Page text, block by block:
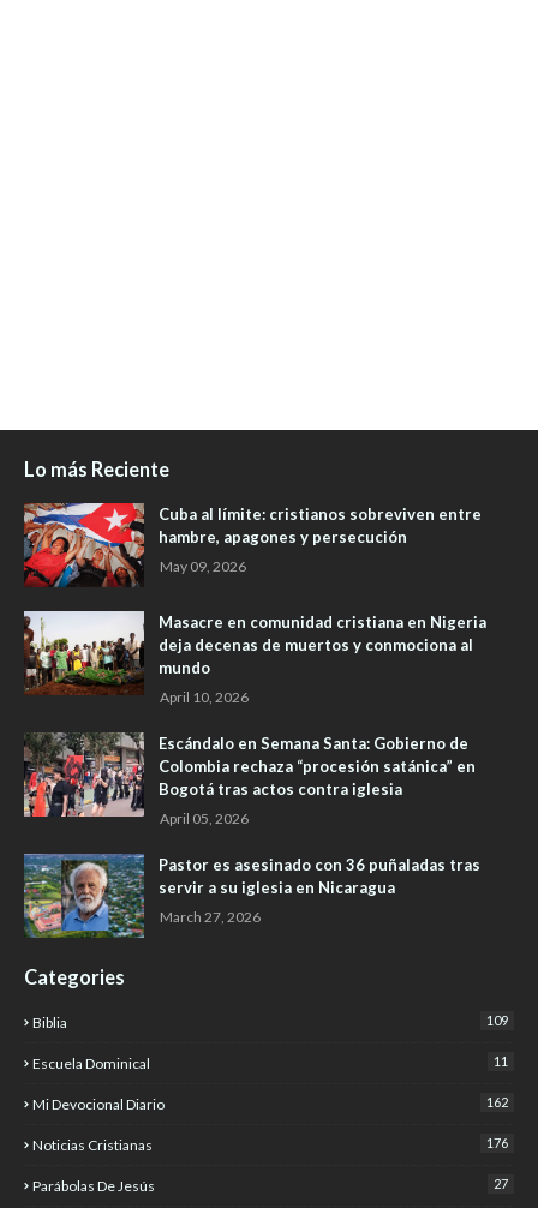
Lo más Reciente
Cuba al límite: cristianos sobreviven entre
hambre, apagones y persecución
May 09, 2026
Masacre en comunidad cristiana en Nigeria
deja decenas de muertos y conmociona al
mundo
April 10, 2026
Escándalo en Semana Santa: Gobierno de
Colombia rechaza “procesión satánica” en
Bogotá tras actos contra iglesia
April 05, 2026
Pastor es asesinado con 36 puñaladas tras
servir a su iglesia en Nicaragua
March 27, 2026
Categories
Biblia 109
Escuela Dominical 11
Mi Devocional Diario 162
Noticias Cristianas 176
Parábolas De Jesús 27